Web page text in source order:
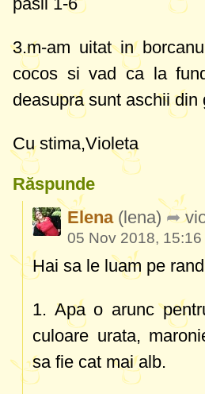
3.m-am uitat in
cocos si vad ca la
deasupra sunt aschii din
Cu stima,Violeta
Răspunde
Elena (lena)
05 Nov 2018, 15:16
Hai sa le luam pe
1. Apa o arunc
culoare urata,
sa fie cat mai alb.